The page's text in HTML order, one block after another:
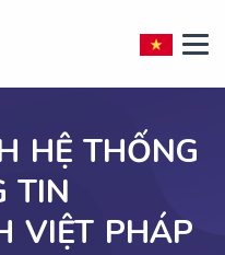
HỆ THỐNG
TIN
VIỆT PHÁP